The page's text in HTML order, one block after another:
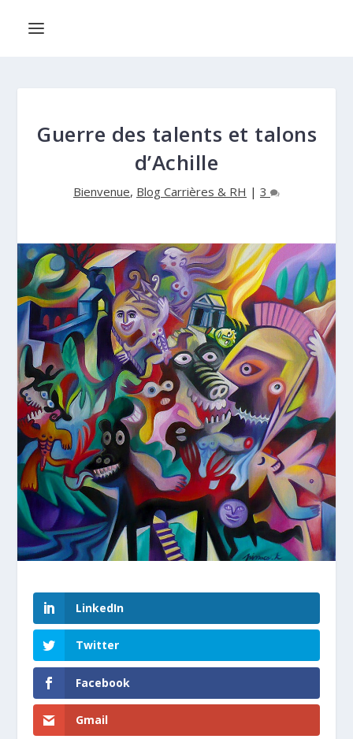
Guerre des talents et talons
d’Achille
Bienvenue, Blog Carrières & RH | 3
LinkedIn
Twitter
Facebook
Gmail